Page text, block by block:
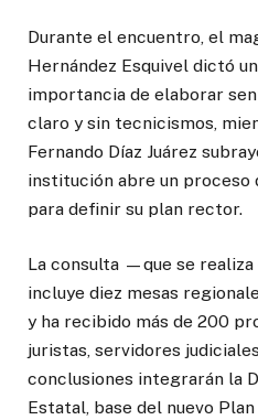
Durante el encuentro, el
Hernández Esquivel dictó
importancia de elaborar
claro y sin tecnicismos,
Fernando Díaz Juárez
institución abre un proceso
para definir su plan rector.
La consulta —que se
incluye diez mesas
y ha recibido más de 200
juristas, servidores
conclusiones integrarán la
Estatal, base del nuevo